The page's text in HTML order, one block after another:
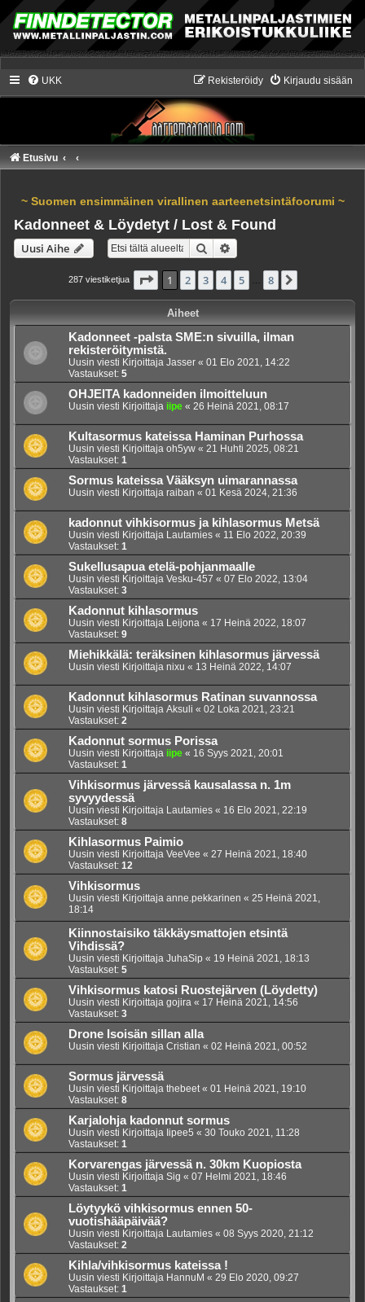
UKK Kirjaudu sisään
Rekisteröidy
Etusivu
~ Suomen ensimmäinen virallinen aarteenetsintäfoorumi ~
Kadonneet & Löydetyt / Lost & Found
Uusi Aihe Etsi
287 viestiketjua Sivu /8
1 2 3 4 5 8
Aiheet
Kadonneet -palsta SME:n sivuilla, ilman
rekisteröitymistä.
Uusin viesti Kirjoittaja Jasser « 01 Elo 2021, 14:22
Vastaukset: 5
OHJEITA kadonneiden ilmoitteluun
Uusin viesti Kirjoittaja iipe « 26 Heinä 2021, 08:17
Kultasormus kateissa Haminan Purhossa
Uusin viesti Kirjoittaja oh5yw « 21 Huhti 2025, 08:21
Vastaukset: 1
Sormus kateissa Vääksyn uimarannassa
Uusin viesti Kirjoittaja raiban « 01 Kesä 2024, 21:36
kadonnut vihkisormus ja kihlasormus Metsä
Uusin viesti Kirjoittaja Lautamies « 11 Elo 2022, 20:39
Vastaukset: 1
Sukellusapua etelä-pohjanmaalle
Uusin viesti Kirjoittaja Vesku-457 « 07 Elo 2022, 13:04
Vastaukset: 3
Kadonnut kihlasormus
Uusin viesti Kirjoittaja Leijona « 17 Heinä 2022, 18:07
Vastaukset: 9
Miehikkälä: teräksinen kihlasormus järvessä
Uusin viesti Kirjoittaja nixu « 13 Heinä 2022, 14:07
Kadonnut kihlasormus Ratinan suvannossa
Uusin viesti Kirjoittaja Aksuli « 02 Loka 2021, 23:21
Vastaukset: 2
Kadonnut sormus Porissa
Uusin viesti Kirjoittaja iipe « 16 Syys 2021, 20:01
Vastaukset: 1
Vihkisormus järvessä kausalassa n. 1m
syvyydessä
Uusin viesti Kirjoittaja Lautamies « 16 Elo 2021, 22:19
Vastaukset: 8
Kihlasormus Paimio
Uusin viesti Kirjoittaja VeeVee « 27 Heinä 2021, 18:40
Vastaukset: 12
Vihkisormus
Uusin viesti Kirjoittaja anne.pekkarinen « 25 Heinä 2021,
18:14
Kiinnostaisiko täkkäysmattojen etsintä
Vihdissä?
Uusin viesti Kirjoittaja JuhaSip « 19 Heinä 2021, 18:13
Vastaukset: 5
Vihkisormus katosi Ruostejärven (Löydetty)
Uusin viesti Kirjoittaja gojira « 17 Heinä 2021, 14:56
Vastaukset: 3
Drone Isoisän sillan alla
Uusin viesti Kirjoittaja Cristian « 02 Heinä 2021, 00:52
Sormus järvessä
Uusin viesti Kirjoittaja thebeet« 01 Heinä 2021, 19:10
Vastaukset: 8
Karjalohja kadonnut sormus
Uusin viesti Kirjoittaja Iipee5 « 30 Touko 2021, 11:28
Vastaukset: 1
Korvarengas järvessä n. 30km Kuopiosta
Uusin viesti Kirjoittaja Sig « 07 Helmi 2021, 18:46
Vastaukset: 1
Löytyykö vihkisormus ennen 50-
vuotishääpäivää?
Uusin viesti Kirjoittaja Lautamies « 08 Syys 2020, 21:12
Vastaukset: 2
Kihla/vihkisormus kateissa !
Uusin viesti Kirjoittaja HannuM « 29 Elo 2020, 09:27
Vastaukset: 1